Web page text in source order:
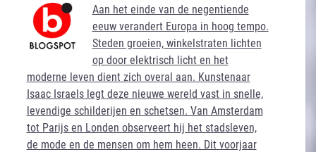
Aan het einde van de negentiende
eeuw verandert Europa in hoog tempo.
Steden groeien, winkelstraten lichten
op door elektrisch licht en het
moderne leven dient zich overal aan. Kunstenaar
Isaac Israels legt deze nieuwe wereld vast in snelle,
levendige schilderijen en schetsen. Van Amsterdam
tot Parijs en Londen observeert hij het stadsleven,
de mode en de mensen om hem heen. Dit voorjaar